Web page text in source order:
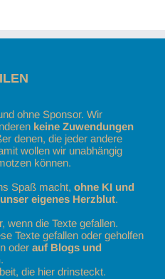
ohne Sponsor. Wir
keine Zuwendungen
denen, die jeder andere
wollen wir unabhängig
können.
Spaß macht, ohne KI und
eigenes Herzblut.
wenn die Texte gefallen.
Texte gefallen oder geholfen
oder auf Blogs und
.
die hier drinsteckt.